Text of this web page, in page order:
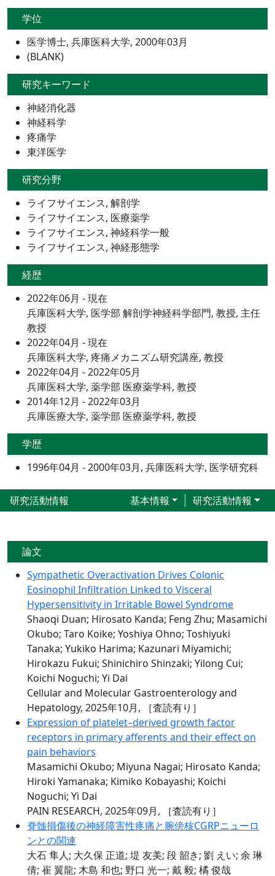
学位
医学博士, 兵庫医科大学, 2000年03月
(BLANK)
研究キーワード
神経消化器
神経科学
疼痛学
東洋医学
研究分野
ライフサイエンス, 解剖学
ライフサイエンス, 医療薬学
ライフサイエンス, 神経科学一般
ライフサイエンス, 神経形態学
経歴
2022年06月 - 現在
兵庫医科大学, 医学部 解剖学神経科学部門, 教授, 主任
教授
2022年04月 - 現在
兵庫医科大学, 疼痛メカニズム研究講座, 教授
2022年04月 - 2022年05月
兵庫医科大学, 薬学部 医療薬学科, 教授
2014年12月 - 2022年03月
兵庫医療大学, 薬学部 医療薬学科, 教授
学歴
1996年04月 - 2000年03月, 兵庫医科大学, 医学研究科
研究活動情報 基本情報 研究活動情報
論文
Sympathetic Overactivation Drives Colonic
Eosinophil Infiltration Linked to Visceral
Hypersensitivity in Irritable Bowel Syndrome
Shaoqi Duan; Hirosato Kanda; Feng Zhu; Masamichi
Okubo; Taro Koike; Yoshiya Ohno; Toshiyuki
Tanaka; Yukiko Harima; Kazunari Miyamichi;
Hirokazu Fukui; Shinichiro Shinzaki; Yilong Cui;
Koichi Noguchi; Yi Dai
Cellular and Molecular Gastroenterology and
Hepatology, 2025年10月,
［査読有り］
Expression of platelet–derived growth factor
receptors in primary afferents and their effect on
pain behaviors
Masamichi Okubo; Miyuna Nagai; Hirosato Kanda;
Hiroki Yamanaka; Kimiko Kobayashi; Koichi
Noguchi; Yi Dai
PAIN RESEARCH, 2025年09月,
［査読有り］
脊髄損傷後の神経障害性疼痛と腕傍核CGRPニューロ
ンとの関連
大石 隼人; 大久保 正道; 堤 友美; 段 韶き; 劉 えい; 余 琳
倩; 崔 翼龍; 木島 和也; 野口 光一; 戴 毅; 橘 俊哉